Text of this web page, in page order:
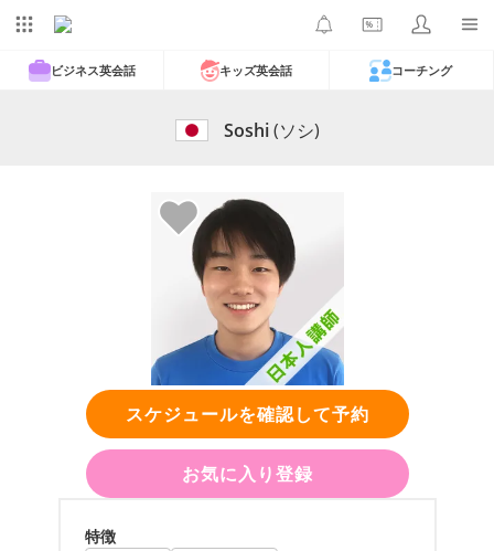
ビジネス英会話 キッズ英会話 コーチング
Soshi(ソシ)
スケジュールを確認して予約
お気に入り登録
特徴